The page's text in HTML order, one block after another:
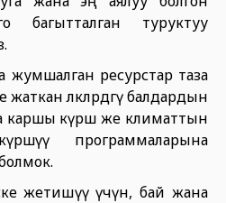
багытталган туруктуу
ресурстар таза
өлкөлөрдөгү балдардын
күрөш же климаттын
программаларына
жетишүү үчүн, бай жана